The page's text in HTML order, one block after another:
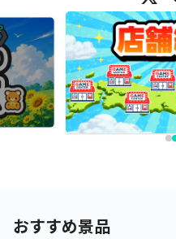
おすすめ景品